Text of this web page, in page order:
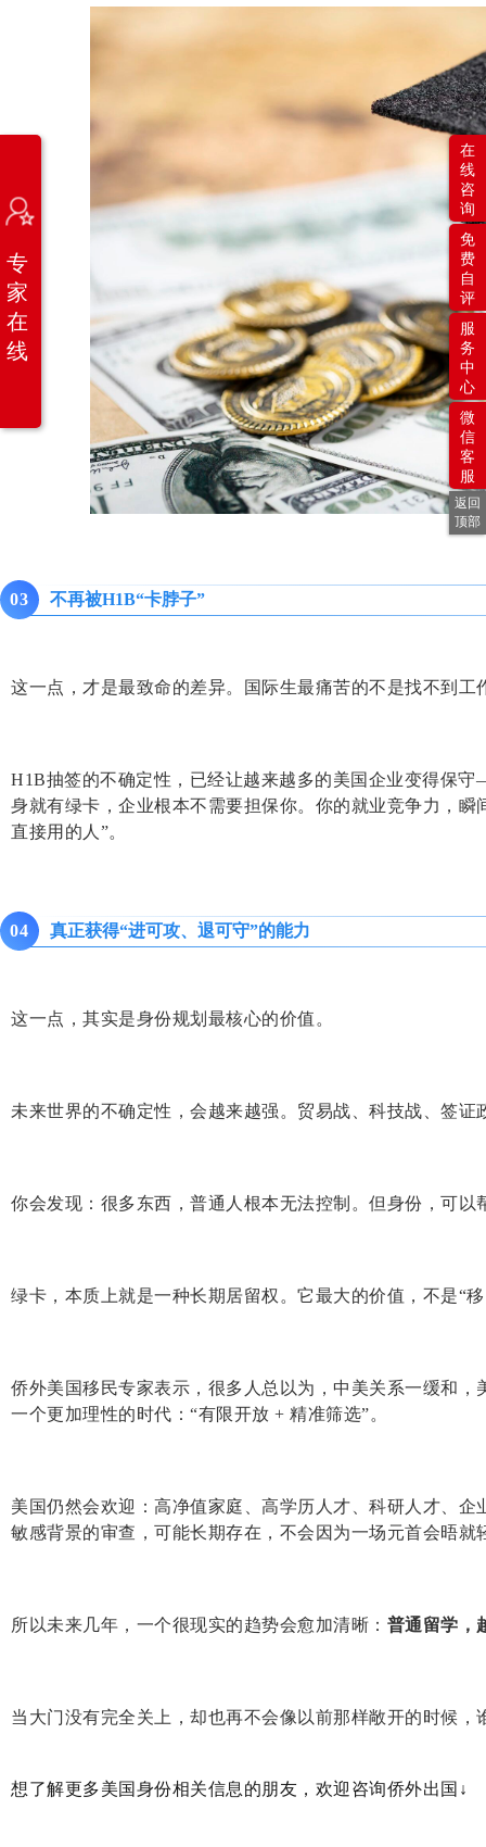
03 不再被H1B“卡脖子”
这一点，才是最致命的差异。国际生最痛苦的不是找不到工
H1B抽签的不确定性，已经让越来越多的美国企业变得保
身就有绿卡，企业根本不需要担保你。你的就业竞争力，
直接用的人”。
04 真正获得“进可攻、退可守”的能力
这一点，其实是身份规划最核心的价值。
未来世界的不确定性，会越来越强。贸易战、科技战、签
你会发现：很多东西，普通人根本无法控制。但身份，可以
绿卡，本质上就是一种长期居留权。它最大的价值，不是“
侨外美国移民专家表示，很多人总以为，中美关系一缓和
一个更加理性的时代：“有限开放 + 精准筛选”。
美国仍然会欢迎：高净值家庭、高学历人才、科研人才、
敏感背景的审查，可能长期存在，不会因为一场元首会晤就
所以未来几年，一个很现实的趋势会愈加清晰： 普通留学，
当大门没有完全关上，却也再不会像以前那样敞开的时候
想了解更多美国身份相关信息的朋友，欢迎咨询侨外出国↓
专
家
在
线
在
线
咨
询
免
费
自
评
服
务
中
心
微
信
客
服
返回
顶部